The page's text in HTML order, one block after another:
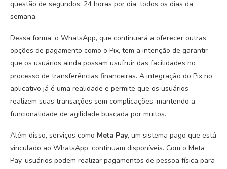
questão de segundos, 24 horas por dia, todos os dias da
semana.
Dessa forma, o WhatsApp, que continuará a oferecer outras
opções de pagamento como o Pix, tem a intenção de garantir
que os usuários ainda possam usufruir das facilidades no
processo de transferências financeiras. A integração do Pix no
aplicativo já é uma realidade e permite que os usuários
realizem suas transações sem complicações, mantendo a
funcionalidade de agilidade buscada por muitos.
Além disso, serviços como Meta Pay, um sistema pago que está
vinculado ao WhatsApp, continuam disponíveis. Com o Meta
Pay, usuários podem realizar pagamentos de pessoa física para